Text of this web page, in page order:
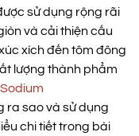
sử dụng rộng rãi
và cải thiện cấu
xích đến tôm đông
lượng thành phẩm
Sodium
ra sao và sử dụng
chi tiết trong bài